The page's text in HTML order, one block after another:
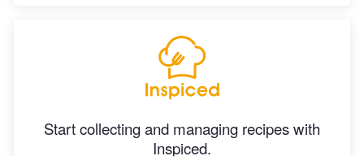
Start collecting and managing recipes with
Inspiced.